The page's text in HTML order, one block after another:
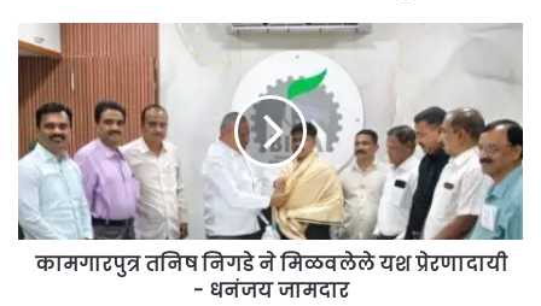
चालक-
मालकांनी
घ्यावी
सुरेंद्र
निकम
कामगारपुत्र
तनिष
निगडे
ने
मिळवलेले
यश
प्रेरणादायी
-
धनंजय
जामदार
कामगारपुत्र तनिष निगडे ने मिळवलेले यश प्रेरणादायी
- धनंजय जामदार